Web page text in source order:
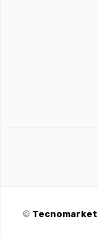
©